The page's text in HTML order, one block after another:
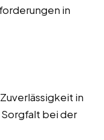
in
in
bei der